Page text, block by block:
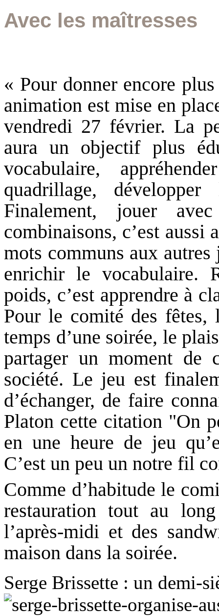
Avec les maîtresses
« Pour donner encore
animation est mise en
vendredi 27 février. La
aura un objectif plus
vocabulaire,
quadrillage,
Finalement, jouer
combinaisons, c’est aussi
mots communs aux autres
enrichir le vocabulaire.
poids, c’est apprendre à
Pour le comité des fêtes,
temps d’une soirée, le
partager un moment de
société. Le jeu est
d’échanger, de faire
Platon cette citation "On
en une heure de jeu
C’est un peu un notre fil
Comme d’habitude le
restauration tout au
l’après-midi et des
maison dans la soirée.
Serge Brissette : un demi-